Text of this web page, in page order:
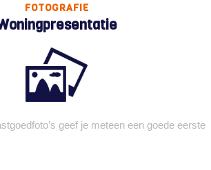
FOTOGRAFIE
geef je meteen een goede eerste